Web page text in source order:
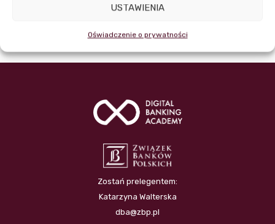
USTAWIENIA
Oświadczenie o prywatności
Zostań prelegentem:
Katarzyna Walterska
dba@zbp.pl